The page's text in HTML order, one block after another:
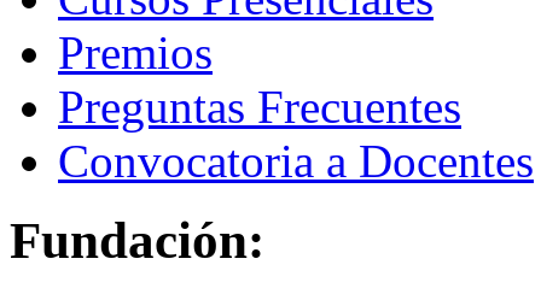
Premios
Preguntas Frecuentes
Convocatoria a Docentes
Fundación: